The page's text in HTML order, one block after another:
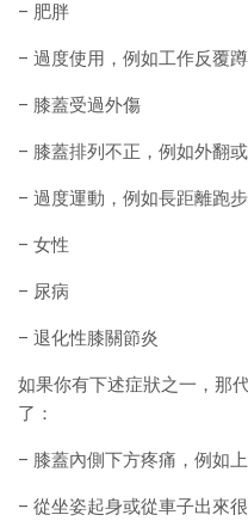
– 肥胖
– 過度使用，例如工作反覆
– 膝蓋受過外傷
– 膝蓋排列不正，例如外翻
– 過度運動，例如長距離跑
– 女性
– 尿病
– 退化性膝關節炎
如果你有下述症狀之一，那
了：
– 膝蓋內側下方疼痛，例如
– 從坐姿起身或從車子出來